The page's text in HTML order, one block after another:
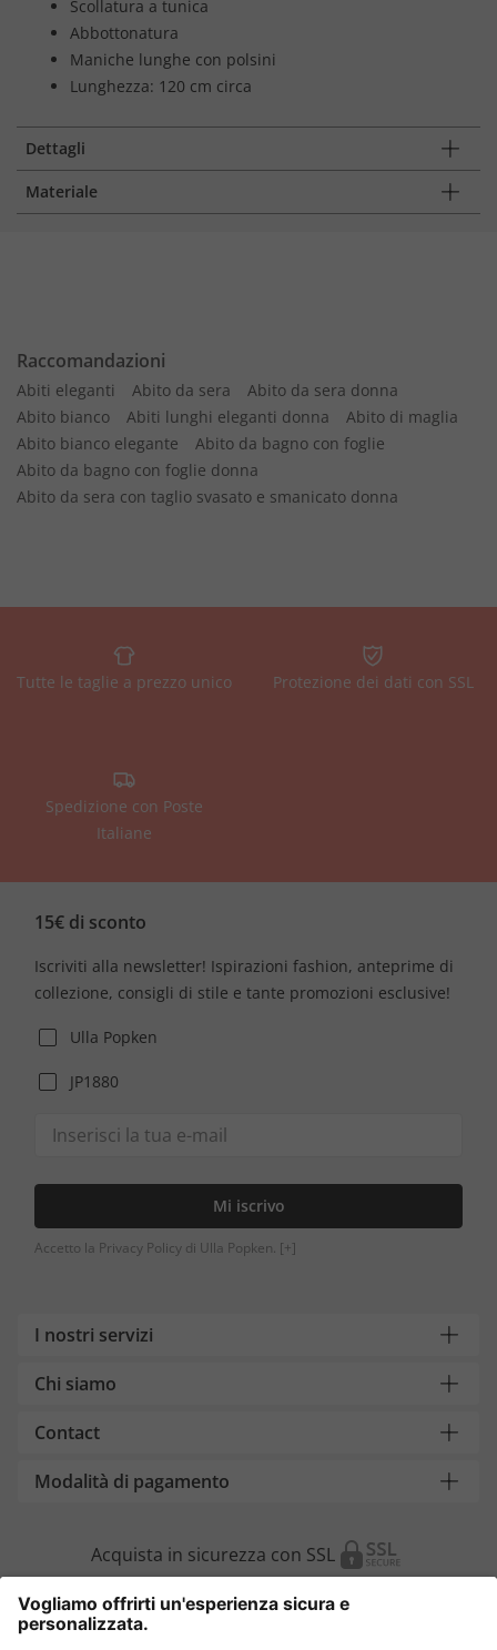
Scollatura a tunica
Abbottonatura
Maniche lunghe con polsini
Lunghezza: 120 cm circa
Dettagli
Materiale
Raccomandazioni
Abiti eleganti Abito da sera
Abito da sera donna
Abito bianco
Abiti lunghi eleganti donna
Abito di maglia
Abito bianco elegante
Abito da bagno con foglie
Abito da bagno con foglie donna
Abito da sera con taglio svasato e smanicato donna
Tutte le taglie a prezzo unico Protezione dei dati con SSL
Spedizione con Poste
Italiane
15€ di sconto
Iscriviti alla newsletter! Ispirazioni fashion, anteprime di
collezione, consigli di stile e tante promozioni esclusive!
Ulla Popken
JP1880
Mi iscrivo
Accetto la Privacy Policy di Ulla Popken. [+]
I nostri servizi
Chi siamo
Contact
Modalità di pagamento
Acquista in sicurezza con SSL
Cambia Paese